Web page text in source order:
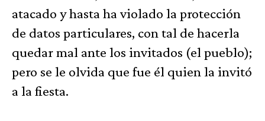
atacado y hasta ha violado la protección
de datos particulares, con tal de hacerla
quedar mal ante los invitados (el pueblo);
pero se le olvida que fue él quien la invitó
a la fiesta.